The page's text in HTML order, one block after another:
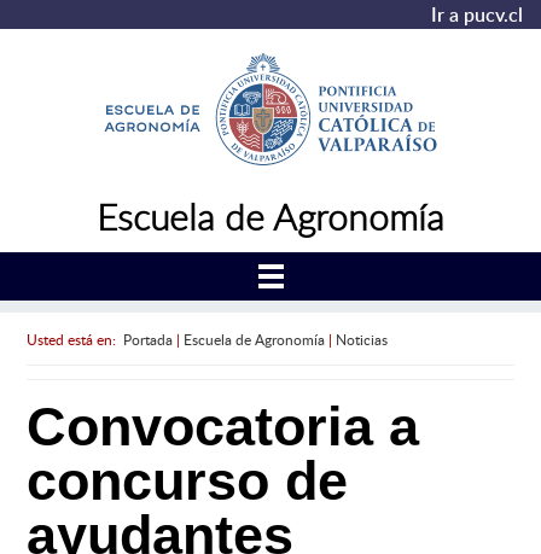
Ir a pucv.cl
Escuela de Agronomía
Usted está en: Portada| Escuela de Agronomía| Noticias
Convocatoria a
concurso de
ayudantes